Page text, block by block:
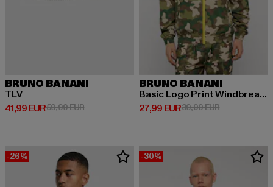
BRUNO BANANI
TLV
41,99 EUR
Prix courant: 41,99 EUR
59,99 EURPrix en promotion: 59,99 EUR
BRUNO BANANI
Basic Logo Print Windbreaker
27,99 EUR
Prix courant: 27,99 EUR
39,99 EURPrix en
-26% -30%